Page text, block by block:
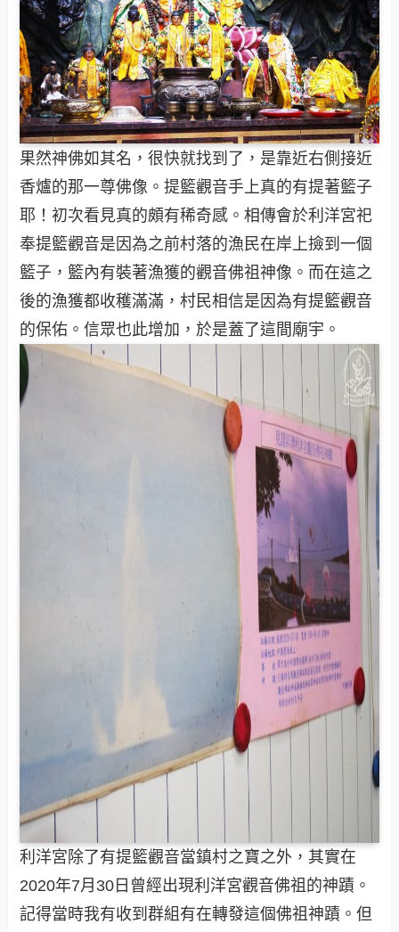
果然神佛如其名，很快就找到了，是靠近右側接近
香爐的那一尊佛像。提籃觀音手上真的有提著籃子
耶！初次看見真的頗有稀奇感。相傳會於利洋宮祀
奉提籃觀音是因為之前村落的漁民在岸上撿到一個
籃子，籃內有裝著漁獲的觀音佛祖神像。而在這之
後的漁獲都收穫滿滿，村民相信是因為有提籃觀音
的保佑。信眾也此增加，於是蓋了這間廟宇。
利洋宮除了有提籃觀音當鎮村之寶之外，其實在
2020年7月30日曾經出現利洋宮觀音佛祖的神蹟。
記得當時我有收到群組有在轉發這個佛祖神蹟。但